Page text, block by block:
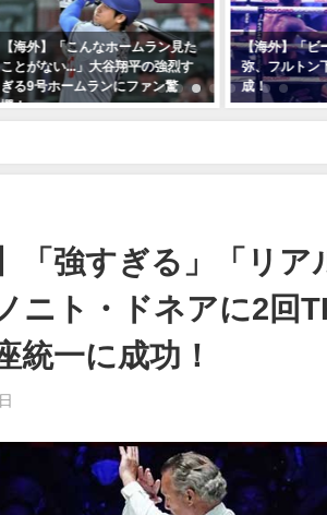
【海外】「こんなホームラン見た
ことがない...」大谷翔平の強烈す
ぎる9号ホームランにファン驚
愕！
【海外】「ビ
弥、フルトン
成！
「強すぎる」「リ
ニト・ドネアに2回
統一に成功！